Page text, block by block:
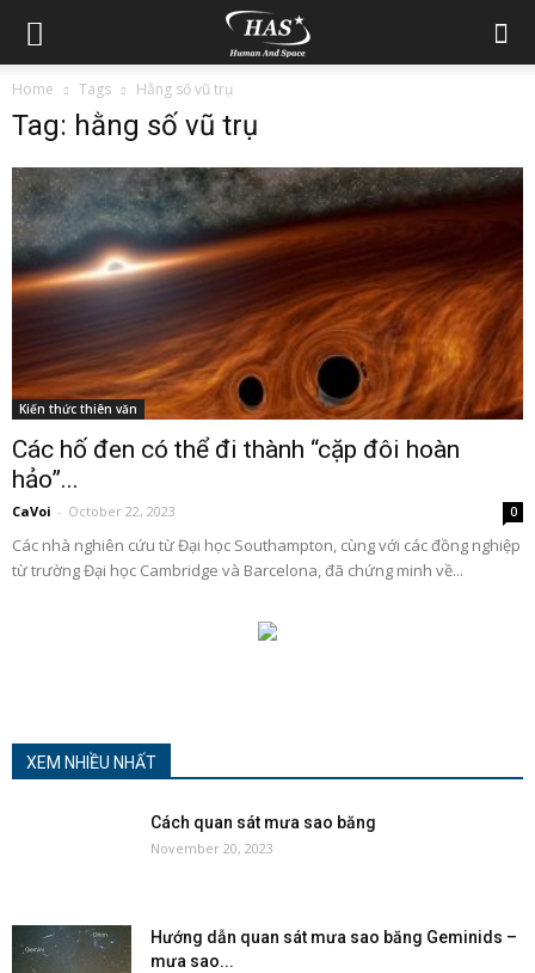
Home Tags Hằng số vũ trụ
Tag: hằng số vũ trụ
Kiến thức thiên văn
Các hố đen có thể đi thành “cặp đôi hoàn
hảo”...
CaVoi - October 22, 2023 0
Các nhà nghiên cứu từ Đại học Southampton, cùng với các đồng nghiệp
từ trường Đại học Cambridge và Barcelona, ​​​​đã chứng minh về...
XEM NHIỀU NHẤT
Cách quan sát mưa sao băng
November 20, 2023
Hướng dẫn quan sát mưa sao băng Geminids –
mưa sao...